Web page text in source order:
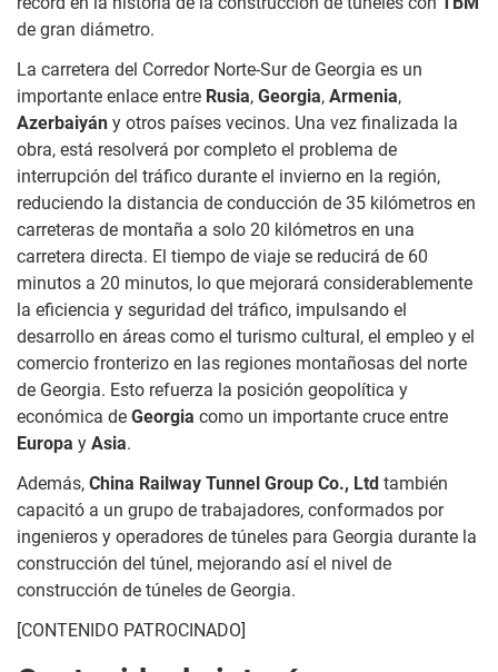
de gran diámetro.
La carretera del Corredor Norte-Sur de Georgia es un
importante enlace entre Rusia, Georgia, Armenia,
Azerbaiyán y otros países vecinos. Una vez finalizada la
obra, está resolverá por completo el problema de
interrupción del tráfico durante el invierno en la región,
reduciendo la distancia de conducción de 35 kilómetros en
carreteras de montaña a solo 20 kilómetros en una
carretera directa. El tiempo de viaje se reducirá de 60
minutos a 20 minutos, lo que mejorará considerablemente
la eficiencia y seguridad del tráfico, impulsando el
desarrollo en áreas como el turismo cultural, el empleo y el
comercio fronterizo en las regiones montañosas del norte
de Georgia. Esto refuerza la posición geopolítica y
económica de Georgia como un importante cruce entre
Europa y Asia.
Además, China Railway Tunnel Group Co., Ltd también
capacitó a un grupo de trabajadores, conformados por
ingenieros y operadores de túneles para Georgia durante la
construcción del túnel, mejorando así el nivel de
construcción de túneles de Georgia.
[CONTENIDO PATROCINADO]